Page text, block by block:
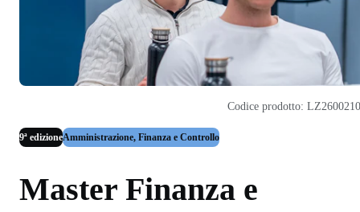
9ª edizioneAmministrazione, Finanza e Controllo
Master Finanza e
Codice prodotto: